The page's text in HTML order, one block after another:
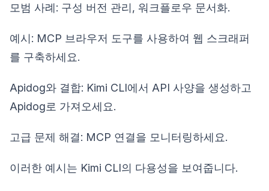
모범 사례: 구성 버전 관리, 워크플로우 문서화.
예시: MCP 브라우저 도구를 사용하여 웹 스크래퍼
를 구축하세요.
Apidog와 결합: Kimi CLI에서 API 사양을 생성하고
Apidog로 가져오세요.
고급 문제 해결: MCP 연결을 모니터링하세요.
이러한 예시는 Kimi CLI의 다용성을 보여줍니다.